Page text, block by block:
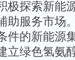
极探索新能
助服务市场
件的新能源
立绿色氢氨